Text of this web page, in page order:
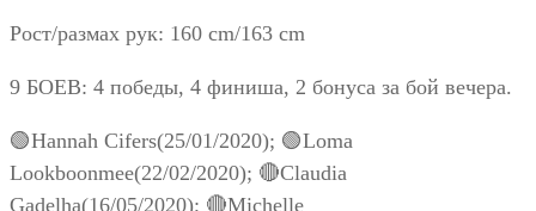
Рост/размах рук: 160 cm/163 cm
9 БОЕВ: 4 победы, 4 финиша, 2 бонуса за бой вечера.
🟢Hannah Cifers(25/01/2020); 🟢Loma
Lookboonmee(22/02/2020); 🔴Claudia
Gadelha(16/05/2020); 🔴Michelle